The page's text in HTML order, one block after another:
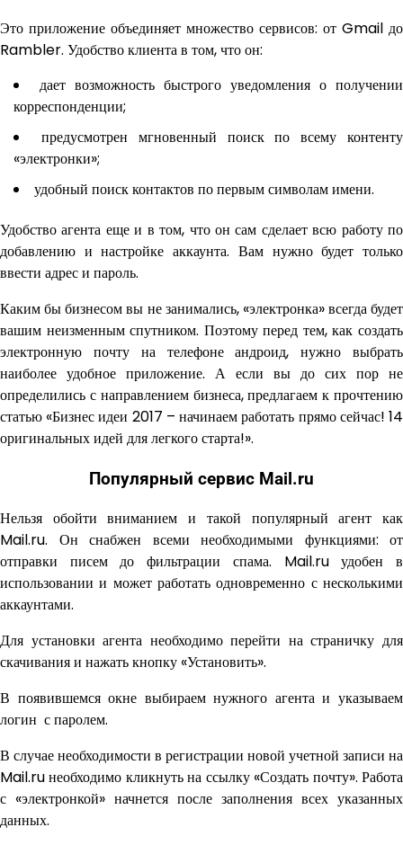
Это приложение объединяет множество сервисов: от Gmail до
Rambler. Удобство клиента в том, что он:
дает возможность быстрого уведомления о получении
корреспонденции;
предусмотрен мгновенный поиск по всему контенту
«электронки»;
удобный поиск контактов по первым символам имени.
Удобство агента еще и в том, что он сам сделает всю работу по
добавлению и настройке аккаунта. Вам нужно будет только
ввести адрес и пароль.
Каким бы бизнесом вы не занимались, «электронка» всегда будет
вашим неизменным спутником. Поэтому перед тем, как создать
электронную почту на телефоне андроид, нужно выбрать
наиболее удобное приложение. А если вы до сих пор не
определились с направлением бизнеса, предлагаем к прочтению
статью «Бизнес идеи 2017 – начинаем работать прямо сейчас! 14
оригинальных идей для легкого старта!».
Популярный сервис Mail.ru
Нельзя обойти вниманием и такой популярный агент как
Mail.ru. Он снабжен всеми необходимыми функциями: от
отправки писем до фильтрации спама. Mail.ru удобен в
использовании и может работать одновременно с несколькими
аккаунтами.
Для установки агента необходимо перейти на страничку для
скачивания и нажать кнопку «Установить».
В появившемся окне выбираем нужного агента и указываем
логин с паролем.
В случае необходимости в регистрации новой учетной записи на
Mail.ru необходимо кликнуть на ссылку «Создать почту». Работа
с «электронкой» начнется после заполнения всех указанных
данных.